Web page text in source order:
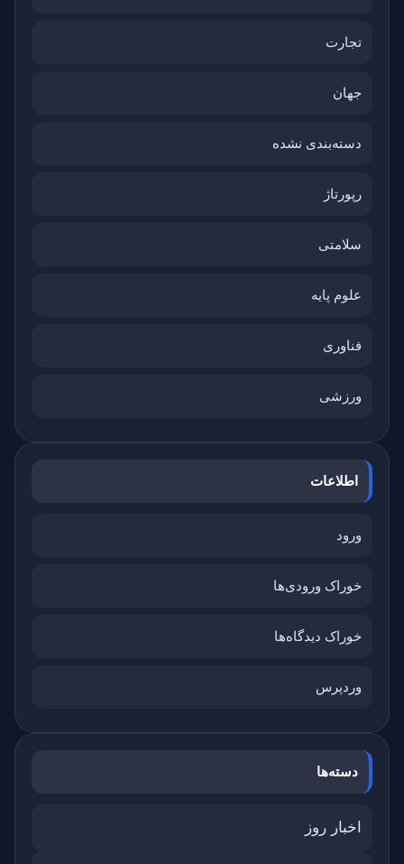
تجارت
جهان
دسته‌بندی نشده
رپورتاژ
سلامتی
علوم پایه
فناوری
ورزشی
اطلاعات
ورود
خوراک ورودی‌ها
خوراک دیدگاه‌ها
وردپرس
دسته‌ها
اخبار روز